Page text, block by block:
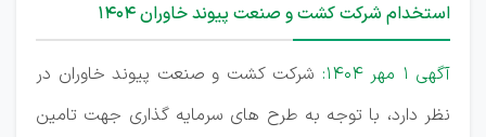
استخدام شرکت کشت و صنعت پیوند خاوران 1404
آگهی 1 مهر 1404:
شرکت کشت و صنعت پیوند خاوران در
نظر دارد، با توجه به طرح های سرمایه گذاری جهت تامین